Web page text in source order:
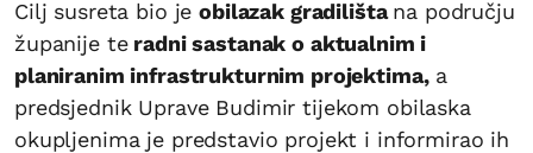
Cilj susreta bio jeobilazak gradilištana području
županije teradni sastanak o aktualnim i
planiranim infrastrukturnim projektima,a
predsjednik Uprave Budimir tijekom obilaska
okupljenima je predstavio projekt i informirao ih